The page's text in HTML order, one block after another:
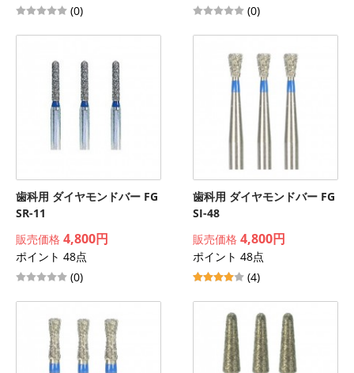
(0)
(0)
歯科用 ダイヤモンドバー FG
SR-11
販売価格 4,800円
ポイント 48点
(0)
歯科用 ダイヤモンドバー FG
SI-48
販売価格 4,800円
ポイント 48点
(4)